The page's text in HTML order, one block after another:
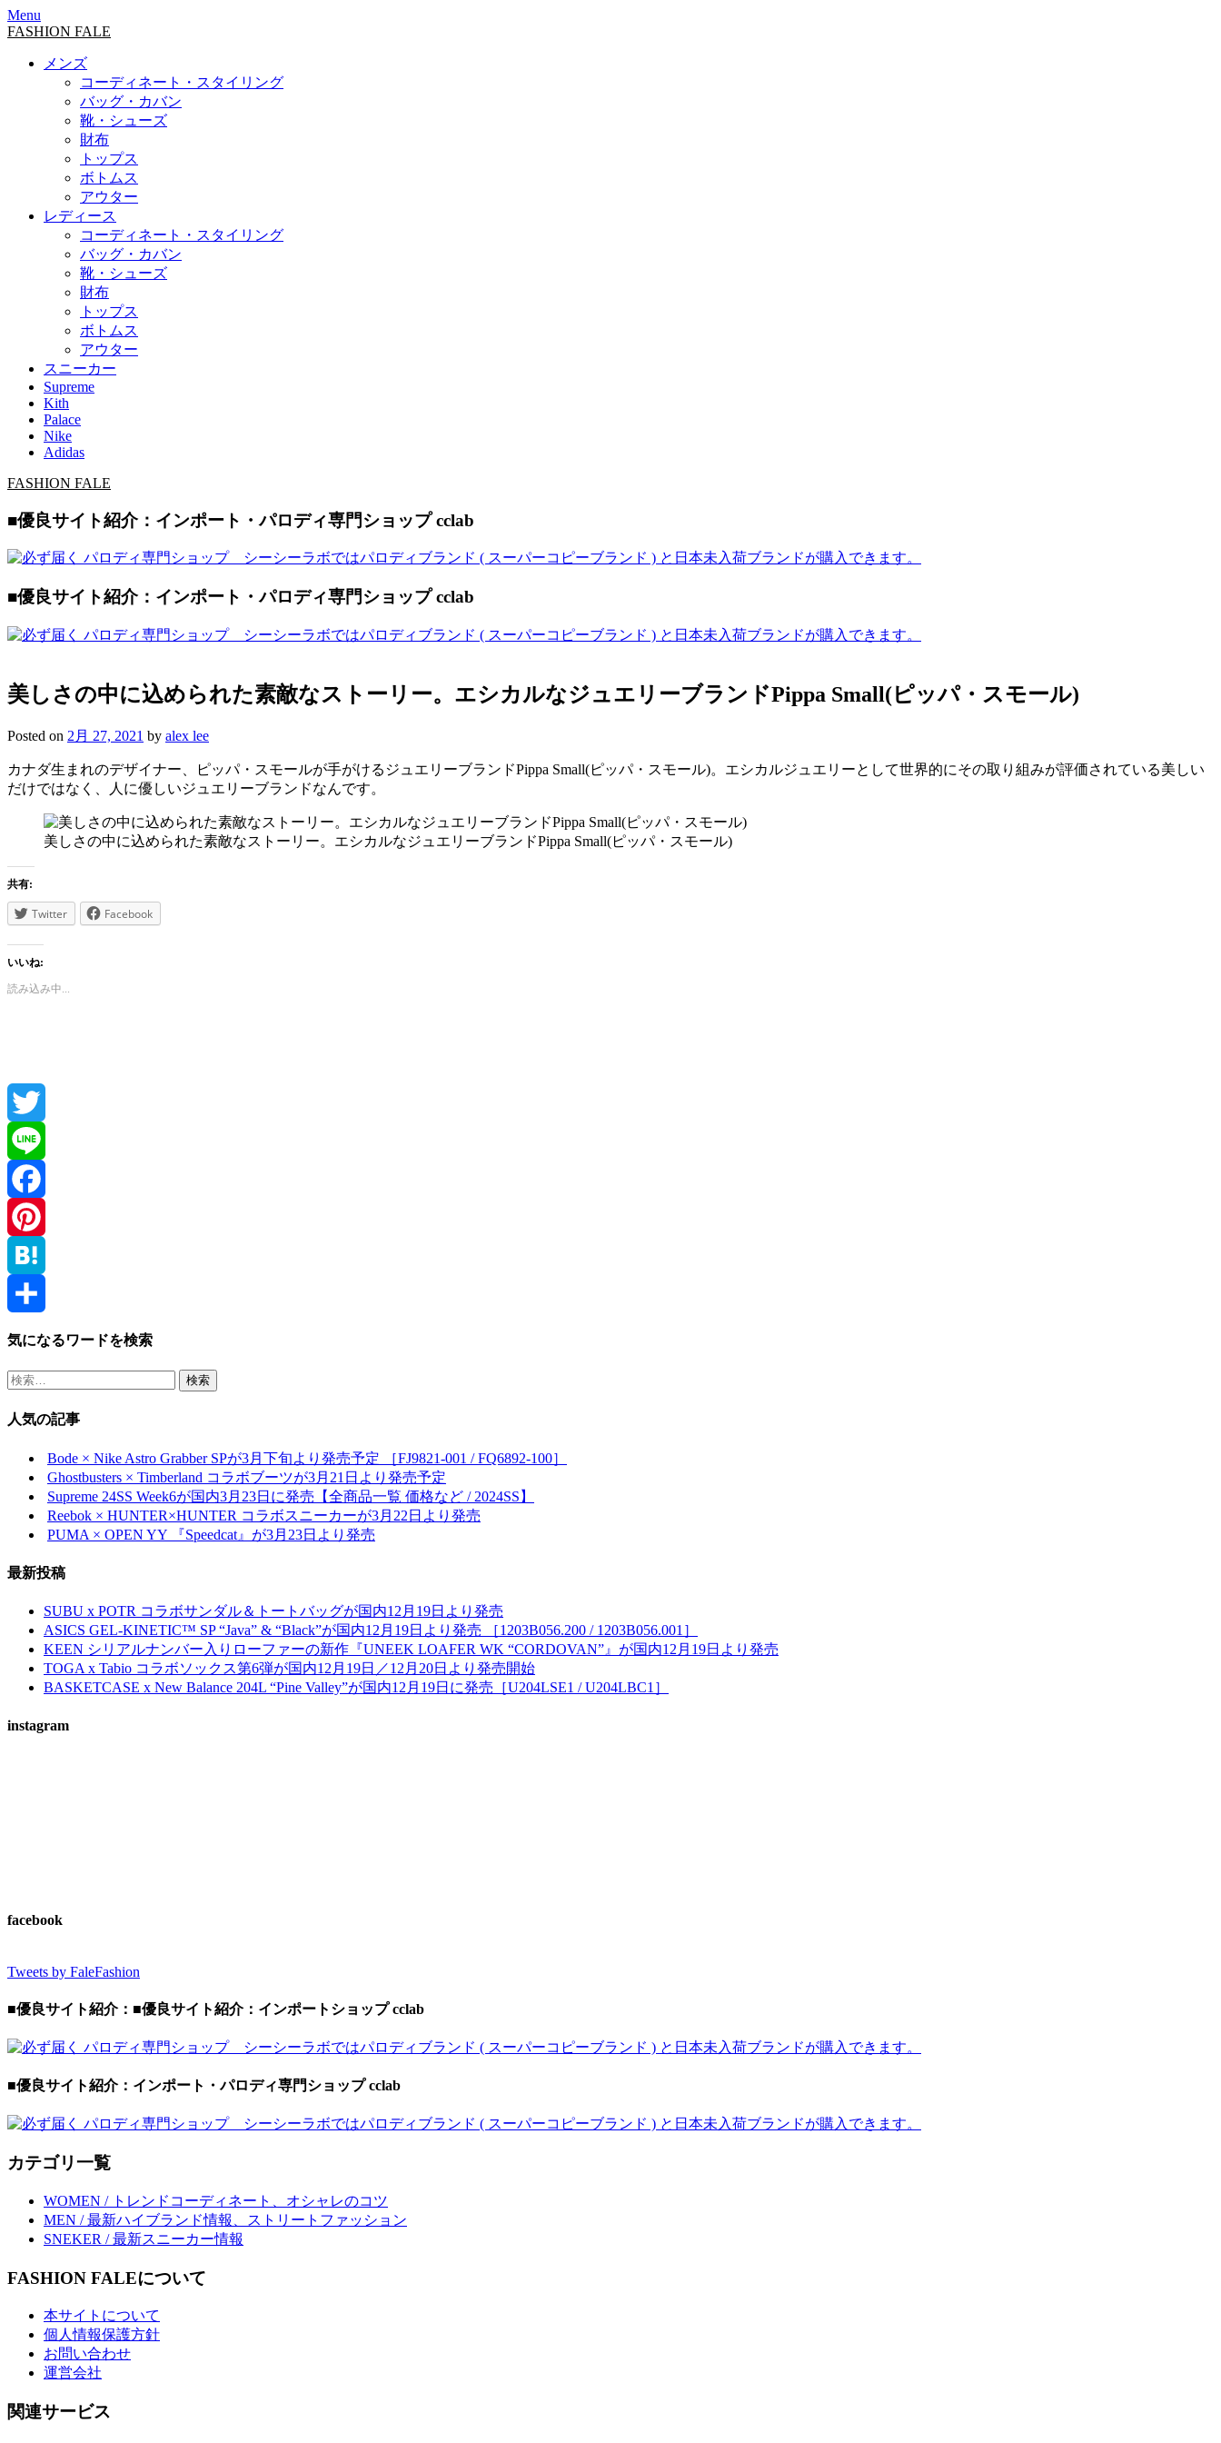
Menu
FASHION FALE
メンズ
コーディネート・スタイリング
バッグ・カバン
靴・シューズ
財布
トップス
ボトムス
アウター
レディース
コーディネート・スタイリング
バッグ・カバン
靴・シューズ
財布
トップス
ボトムス
アウター
スニーカー
Supreme
Kith
Palace
Nike
Adidas
FASHION FALE
■優良サイト紹介：インポート・パロディ専門ショップ cclab
■優良サイト紹介：インポート・パロディ専門ショップ cclab
美しさの中に込められた素敵なストーリー。エシカルなジュエリーブランドPippa Small(ピッパ・スモール)
Posted on 2月 27, 2021 by alex lee
カナダ生まれのデザイナー、ピッパ・スモールが手がけるジュエリーブランドPippa Small(ピッパ・スモール)。エシカルジュエリーとして世界的にその取り組みが評価されている美しい
だけではなく、人に優しいジュエリーブランドなんです。
美しさの中に込められた素敵なストーリー。エシカルなジュエリーブランドPippa Small(ピッパ・スモール)
共有:
Twitter Facebook
いいね:
読み込み中...
Twitter
Line
Facebook
Pinterest
Hatena
共
有
気になるワードを検索
検
人気の記事
Bode × Nike Astro Grabber SPが3月下旬より発売予定 ［FJ9821-001 / FQ6892-100］
Ghostbusters × Timberland コラボブーツが3月21日より発売予定
Supreme 24SS Week6が国内3月23日に発売【全商品一覧 価格など / 2024SS】
Reebok × HUNTER×HUNTER コラボスニーカーが3月22日より発売
PUMA × OPEN YY 『Speedcat』が3月23日より発売
最新投稿
SUBU x POTR コラボサンダル＆トートバッグが国内12月19日より発売
ASICS GEL-KINETIC™ SP “Java” & “Black”が国内12月19日より発売 ［1203B056.200 / 1203B056.001］
KEEN シリアルナンバー入りローファーの新作『UNEEK LOAFER WK “CORDOVAN”』が国内12月19日より発売
TOGA x Tabio コラボソックス第6弾が国内12月19日／12月20日より発売開始
BASKETCASE x New Balance 204L “Pine Valley”が国内12月19日に発売［U204LSE1 / U204LBC1］
instagram
facebook
Tweets by FaleFashion
■優良サイト紹介：■優良サイト紹介：インポートショップ cclab
■優良サイト紹介：インポート・パロディ専門ショップ cclab
カテゴリ一覧
WOMEN / トレンドコーディネート、オシャレのコツ
MEN / 最新ハイブランド情報、ストリートファッション
SNEKER / 最新スニーカー情報
FASHION FALEについて
本サイトについて
個人情報保護方針
お問い合わせ
運営会社
関連サービス